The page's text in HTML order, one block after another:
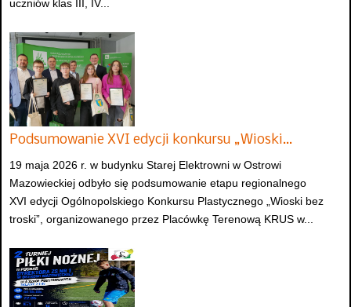
uczniów klas III, IV...
Podsumowanie XVI edycji konkursu „Wioski…
19 maja 2026 r. w budynku Starej Elektrowni w Ostrowi
Mazowieckiej odbyło się podsumowanie etapu regionalnego
XVI edycji Ogólnopolskiego Konkursu Plastycznego „Wioski bez
troski”, organizowanego przez Placówkę Terenową KRUS w...